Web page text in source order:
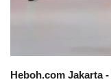
Heboh.com Jakarta -